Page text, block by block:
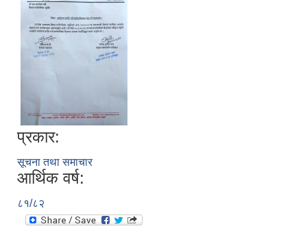
प्रकार:
सूचना तथा समाचार
आर्थिक वर्ष:
८१/८२